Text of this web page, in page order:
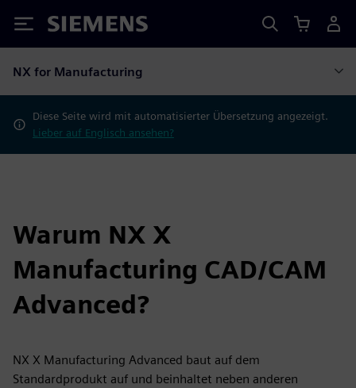
Siemens
NX for Manufacturing
Diese Seite wird mit automatisierter Übersetzung angezeigt.
Lieber auf Englisch ansehen?
Warum NX X
Manufacturing CAD/CAM
Advanced?
NX X Manufacturing Advanced baut auf dem
Standardprodukt auf und beinhaltet neben anderen